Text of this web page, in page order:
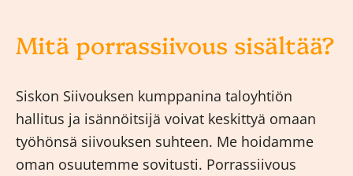
Mitä porrassiivous sisältää?
Siskon Siivouksen kumppanina taloyhtiön
hallitus ja isännöitsijä voivat keskittyä omaan
työhönsä siivouksen suhteen. Me hoidamme
oman osuutemme sovitusti. Porrassiivous